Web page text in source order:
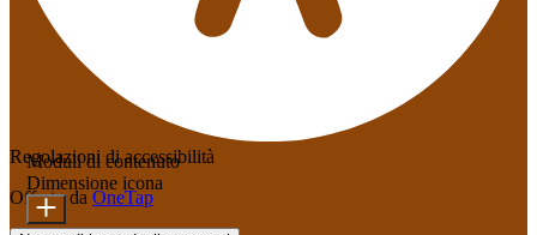
Regolazioni di accessibilità
Offerto da OneTap
Moduli di contenuto
Dimensione icona